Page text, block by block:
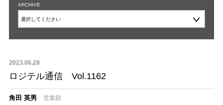
ARCHIVE
2023.06.28
ロジテル通信 Vol.1162
角田 英男 営業部